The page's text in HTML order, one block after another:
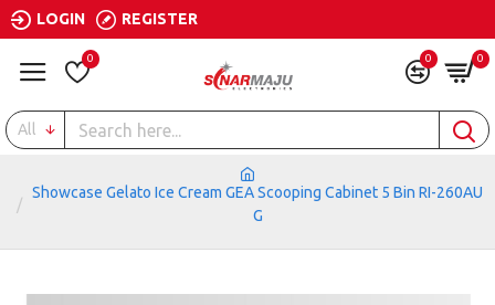
LOGIN REGISTER
0 0 0
All
Showcase Gelato Ice Cream GEA Scooping Cabinet 5 Bin RI-260AU
G